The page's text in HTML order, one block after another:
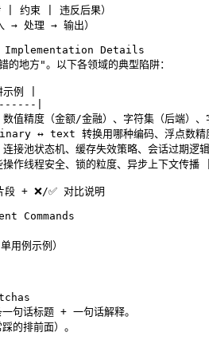
| 约束 | 违反后果）
→ 处理 → 输出）
Details
的地方"。以下各领域的典型陷阱：
例 |
|
值精度（金额/金融）、字符集（后端）
↔ text 转换用哪种编码、浮点数
接池状态机、缓存失效策略、会话过期逻
作线程安全、锁的粒度、异步上下文传播
段 + ❌/✅ 对比说明
Commands
用例示例）
句话标题 + 一句话解释。
的排前面）。